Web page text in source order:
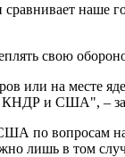
наше
свою
или на месте
КНДР и США", –
по вопросам
лишь в том